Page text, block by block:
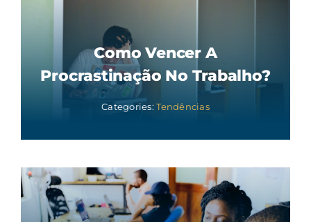
Como Vencer A
Procrastinação No Trabalho?
Categories:Tendências